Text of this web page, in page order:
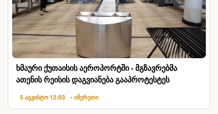
ხმაური ქუთაისის აეროპორტში - მგზავრებმა
ათენის რეისის დაგვიანება გააპროტესტეს
5 აგვისტო 12:03 • იმერეთი